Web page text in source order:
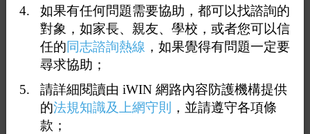
清潔隊清運公墓內樹枝樹葉等易燃垃圾，並設置水袋或大
型垃圾桶。
另外，在各公墓入口處，設立公告與製作布條加強宣導，
呼籲民眾雜草不亂燒、煙蒂不亂丟、冥紙不飛揚、爆竹不
燃放，並要記得滅灰燼及記得收垃圾
民政處強調，縣府已針對重點地區加設監視設備，一旦查
獲放火者，將追究刑責，期以鐵腕手段杜絕放火惡習。
如果有任何問題需要協助，都可以找諮詢的
對象，如家長、親友、學校，或者您可以信
任的同志諮詢熱線 ，如果覺得有問題一定要
尋求協助；
請詳細閱讀由 iWIN 網路內容防護機構提供
的法規知識及上網守則
，並請遵守各項條
款；